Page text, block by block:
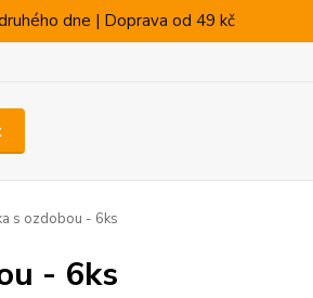
dne | Doprava od 49 kč
s ozdobou - 6ks
- 6ks